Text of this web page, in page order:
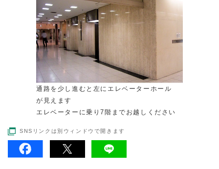
通路を少し進むと左にエレベーターホール
が見えます
エレベーターに乗り7階までお越しください
SNSリンクは別ウィンドウで開きます